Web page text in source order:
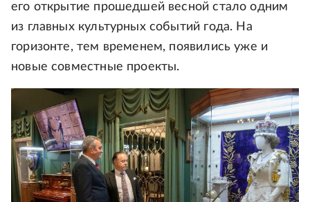
его открытие прошедшей весной стало одним
из главных культурных событий года. На
горизонте, тем временем, появились уже и
новые совместные проекты.